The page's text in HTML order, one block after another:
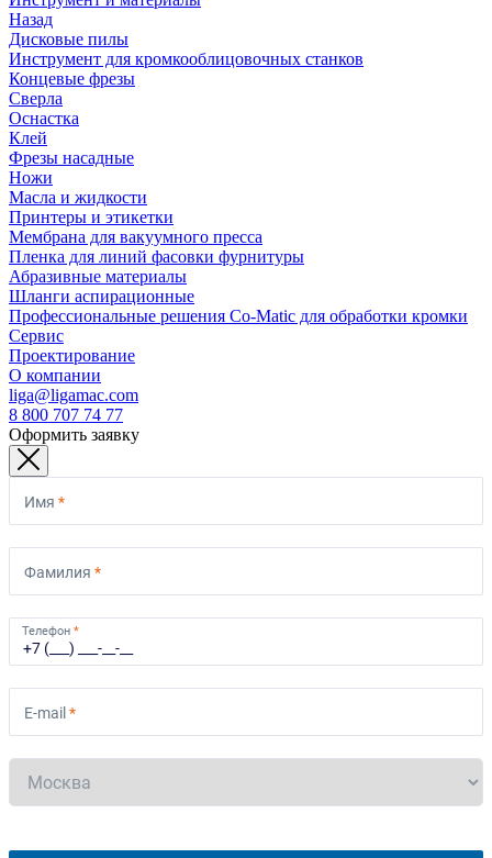
Назад
Дисковые пилы
Инструмент для кромкооблицовочных станков
Концевые фрезы
Сверла
Оснастка
Клей
Фрезы насадные
Ножи
Масла и жидкости
Принтеры и этикетки
Мембрана для вакуумного пресса
Пленка для линий фасовки фурнитуры
Абразивные материалы
Шланги аспирационные
Профессиональные решения Co-Matic для обработки кромки
Сервис
Проектирование
О компании
liga@ligamac.com
8 800 707 74 77
Оформить заявку
Имя *
Фамилия *
Телефон *
E-mail *